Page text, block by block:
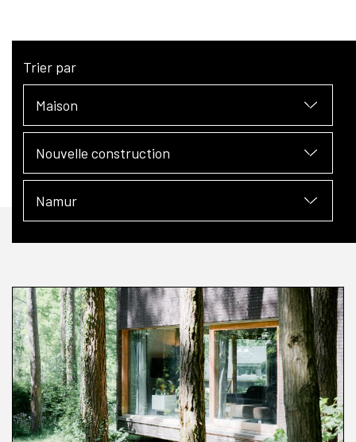
Trier par
Maison
Nouvelle construction
Namur